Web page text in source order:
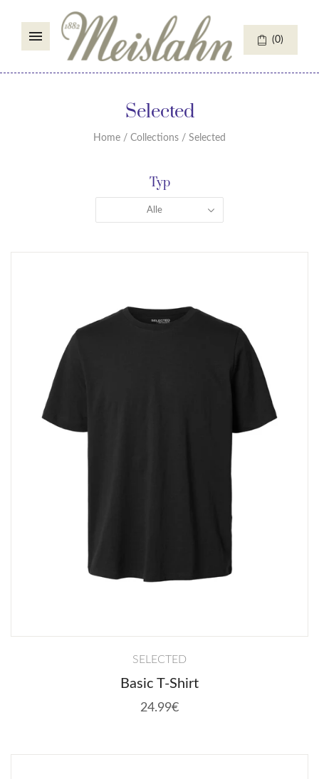
(0)
Selected
Home / Collections / Selected
Typ
Alle
SELECTED
Basic T-Shirt
24.99€